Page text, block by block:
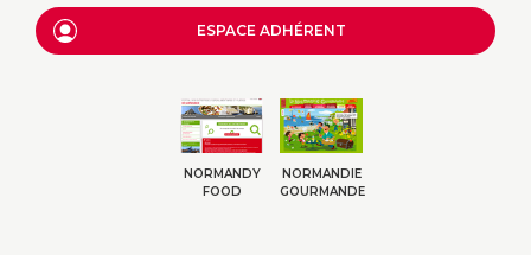
ESPACE ADHÉRENT
NORMANDY
FOOD
NORMANDIE
GOURMANDE